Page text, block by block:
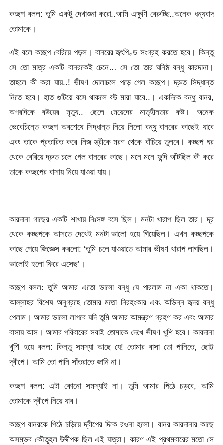
কচ্ছপ বলল: তুমি একটু দেখাশুনা করো..আমি এক্ষুণি বেরুচ্ছি..অনেক ধন্যবাদ
তোমাকে।
এই বলে কচ্ছপ বেরিয়ে পড়ল। বানরের হৃৎপিণ্ড সংগ্রহ করতে হবে। কিন্তু
সে তো মাত্র একটি বানরকেই চেনে… সে তো তার ঘনিষ্ঠ বন্ধু কারদানা।
তাহলে কী করা যায়..! ভীষণ দোলাচলে পড়ে গেল কচ্ছপ। দ্রুত সিদ্ধান্ত
নিতে হবে। হাত গুটিয়ে বসে থাকলে বউ মারা যাবে..। একদিকে বন্ধু বানর,
অপরদিকে বউয়ের মৃত্যু.. ছেলে মেয়েদের মাতৃহীনতার কষ্ট। অনেক
ভেবেচিন্তে কচ্ছপ অবশেষে সিদ্ধান্ত নিয়ে নিলো বন্ধু বানরের কাছেই যাবে
এবং তাকে প্রতারিত করে নিজ স্ত্রীকে মরণ থেকে বাঁচিয়ে তুলবে। কচ্ছপ ঘর
থেকে বেরিয়ে দ্রুত চলে গেল বানরের কাছে। মনে মনে ফন্দি আঁটছিল কী করে
তাকে কচ্ছপের বাসায় নিয়ে যাওয়া যায়।
কারদানা গাছের একটি শাখায় নিঃসঙ্গ বসে ছিল। মনটা খারাপ ছিল তার। দূর
থেকে কচ্ছপকে আসতে দেখেই মনটা ভালো হয়ে গিয়েছিল। এখন কচ্ছপকে
কাছে পেয়ে জিজ্ঞেস করলো: ‘তুমি চলে যাওয়াতে আমার ভীষণ খারাপ লাগছিল।
ভালোই হলো ফিরে এসেছ’।
কচ্ছপ বলল: তুমি আমার এতো ভালো বন্ধু যে পারলাম না একা থাকতে।
আল্লাহর বিশেষ অনুগ্রহে তোমার মতো নিরহংকার এবং অভিন্ন হৃদয় বন্ধু
পেলাম। আমার ভালো লাগবে যদি তুমি আমার আমন্ত্রণ গ্রহণ কর এবং আমার
বাসায় আস। আমার পরিবারের সবাই তোমাকে দেখে ভীষণ খুশি হবে। কারদানা
খুশি হয়ে বলল: কিন্তু সমস্যা আছে যে! তোমার বাসা তো পানিতে, ছোট্ট
দ্বীপে। আমি তো পানি সাঁতরাতে জানি না।
কচ্ছপ বলল: এটা কোনো সমস্যাই না। তুমি আমার পিঠে চড়বে, আমি
তোমাকে দ্বীপে নিয়ে যাব।
কচ্ছপ বানরকে পিঠে চড়িয়ে দ্বীপের দিকে রওনা হলো। বানর কারদানার কাছে
অসম্ভব কৌতূহল উদ্দীপক ছিল এই যাত্রা। কারণ এই প্রথমবারের মতো সে